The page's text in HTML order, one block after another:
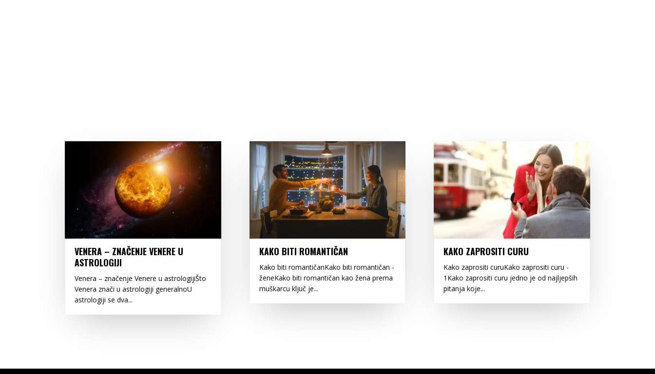
VENERA – ZNAČENJE VENERE U
ASTROLOGIJI
Venera – značenje Venere u astrologijiŠto
Venera znači u astrologiji generalnoU
astrologiji se dva...
KAKO BITI ROMANTIČAN
Kako biti romantičanKako biti romantičan -
ženeKako biti romantičan kao žena prema
muškarcu ključ je...
KAKO ZAPROSITI CURU
Kako zaprositi curuKako zaprositi curu -
1Kako zaprositi curu jedno je od najljepših
pitanja koje...